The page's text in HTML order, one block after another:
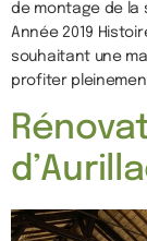
de montage de la
Année 2019
souhaitant une
profiter